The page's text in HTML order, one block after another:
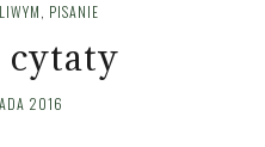
, PISANIE
cytaty
2016